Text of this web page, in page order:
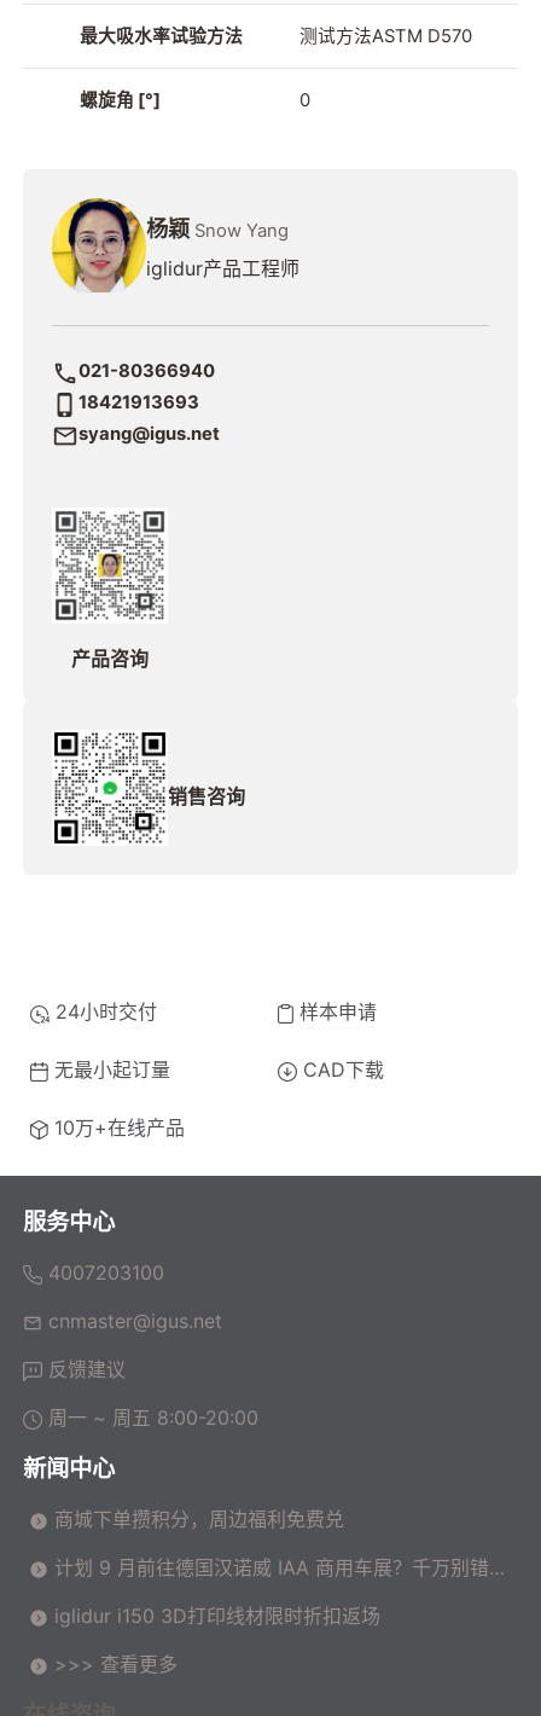
最大吸水率试验方法 测试方法ASTM D570
螺旋角 [°] 0
杨颖 Snow Yang
iglidur产品工程师
021-80366940
18421913693
syang@igus.net
产品咨询
销售咨询
24小时交付 样本申请
无最小起订量 CAD下载
10万+在线产品
服务中心
4007203100
cnmaster@igus.net
反馈建议
周一 ~ 周五 8:00-20:00
新闻中心
商城下单攒积分，周边福利免费兑
计划 9 月前往德国汉诺威 IAA 商用车展？千万别错过
iglidur i150 3D打印线材限时折扣返场
>>> 查看更多